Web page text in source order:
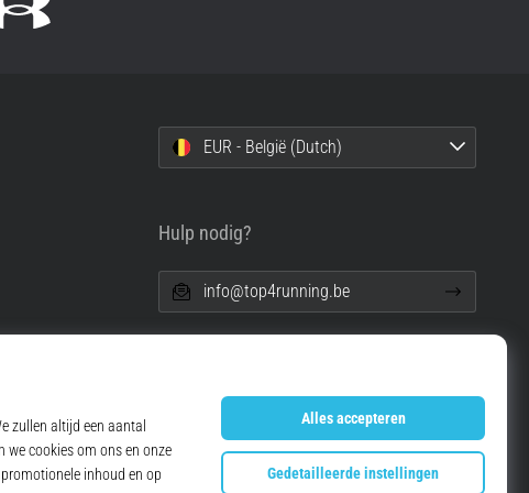
EUR - België (Dutch)
Hulp nodig?
info@top4running.be